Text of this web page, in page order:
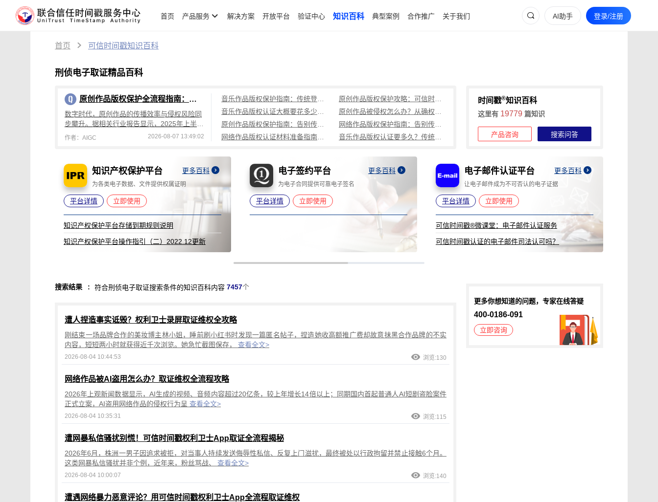
首页 产品服务 解决方案 开放平台 验证中心 知识百科 典型案例 合作推广 关于我们 AI助手 登录/注册
首页 可信时间戳知识百科
刑侦电子取证精品百科
原创作品版权保护全流程指南：从创作到维权，可信时间戳平台操作详解
数字时代，原创作品的传播效率与侵权风险同
步攀升。据相关行业报告显示，2025年上半年
国内原创作品侵权投诉量较去年同期增长4
作者：AIGC 2026-08-07 13:49:02
时间戳®知识百科
这里有 19779 篇知识
产品咨询 搜索问答
知识产权保护平台 更多百科
为各类电子数据、文件提供权属证明
平台详情 立即使用
知识产权保护平台存储到期规则说明
知识产权保护平台操作指引（二）2022.12更新
电子签约平台 更多百科
为电子合同提供可靠电子签名
平台详情 立即使用
电子邮件认证平台 更多百科
让电子邮件成为不可否认的电子证据
平台详情 立即使用
可信时间戳®微课堂：电子邮件认证服务
可信时间戳认证的电子邮件司法认可吗？
搜索结果 : 符合刑侦电子取证搜索条件的知识百科内容 7457个
遭人捏造事实诋毁？权利卫士录屏取证维权全攻略
刚结束一场品牌合作的美妆博主林小姐，睡前刷小红书时发现一篇匿名帖子，捏造她收高额推广费却故意抹黑合作品牌的不实
内容，短短两小时就获得近千次浏览。她急忙截图保存， 查看全文>
2026-08-04 10:44:53 浏览:130
网络作品被AI盗用怎么办？取证维权全流程攻略
2026年上观新闻数据显示，AI生成的视频、音频内容超过20亿条，较上年增长14倍以上；同期国内首起普通人AI短剧盗脸案件
正式立案，AI盗用网络作品的侵权行为呈 查看全文>
2026-08-04 10:35:31 浏览:115
遭网暴私信骚扰别慌！可信时间戳权利卫士App取证全流程揭秘
2026年6月，株洲一男子因追求被拒，对当事人持续发送侮辱性私信、反复上门滋扰，最终被处以行政拘留并禁止接触6个月。
这类网暴私信骚扰并非个例，近年来，粉丝骂战、 查看全文>
2026-08-04 10:00:07 浏览:140
遭遇网络暴力恶意评论？用可信时间戳权利卫士App全流程取证维权
更多你想知道的问题，专家在线答疑
400-0186-091
立即咨询